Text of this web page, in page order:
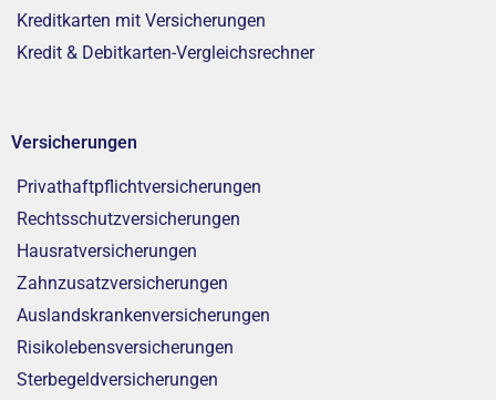
Kreditkarten mit Versicherungen
Kredit & Debitkarten-Vergleichsrechner
Versicherungen
Privathaftpflichtversicherungen
Rechtsschutzversicherungen
Hausratversicherungen
Zahnzusatzversicherungen
Auslandskrankenversicherungen
Risikolebensversicherungen
Sterbegeldversicherungen